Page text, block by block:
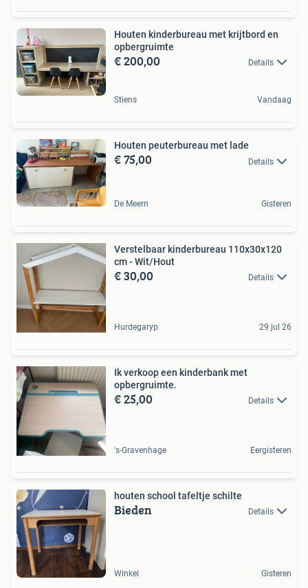
Houten kinderbureau met krijtbord en
opbergruimte
€ 200,00 Details
Stiens Vandaag
Houten peuterbureau met lade
€ 75,00 Details
De Meern Gisteren
Verstelbaar kinderbureau 110x30x120
cm - Wit/Hout
€ 30,00 Details
Hurdegaryp 29 jul 26
Ik verkoop een kinderbank met
opbergruimte.
€ 25,00 Details
's-Gravenhage Eergisteren
houten school tafeltje schilte
Bieden Details
Winkel Gisteren